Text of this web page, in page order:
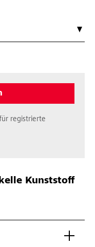
registrierte
Kunststoff